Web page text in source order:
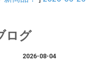
ログ
2026-08-04